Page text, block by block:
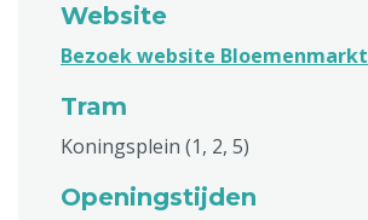
Website
Bezoek website Bloemenmarkt
Tram
Koningsplein (1, 2, 5)
Openingstijden